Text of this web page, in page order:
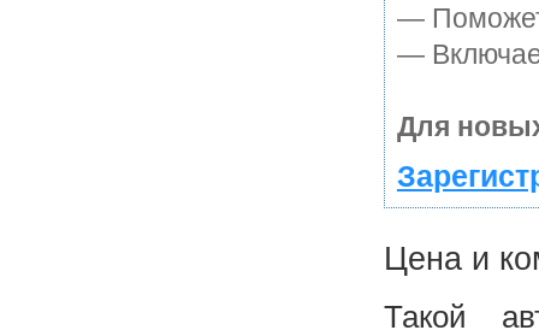
— Поможет
—
Для
Цена и
Такой